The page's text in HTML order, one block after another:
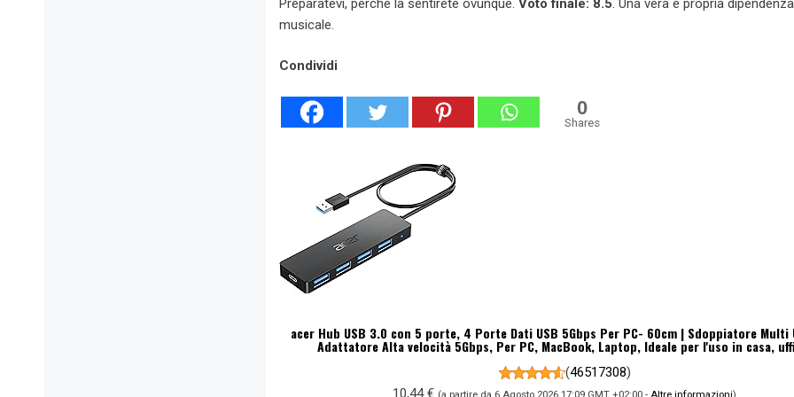
musicale.
Condividi
0
Shares
acer Hub USB 3.0 con 5 porte, 4 Porte Dati USB 5Gbps Per PC- 60cm | Sdoppiatore Multi
Adattatore Alta velocità 5Gbps, Per PC, MacBook, Laptop, Ideale per l'uso in casa,
(46517308)
10,44 € (a partire da 6 Agosto 2026 17:09 GMT +02:00 - Altre informazioni)